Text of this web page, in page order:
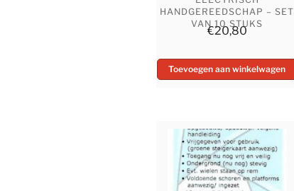
HANDGEREEDSCHAP – SET
VAN 10 STUKS
€20,80
Toevoegen aan winkelwagen